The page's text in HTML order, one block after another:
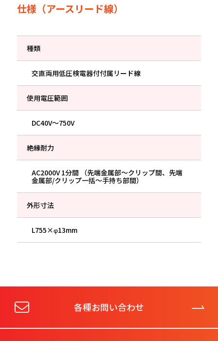
仕様（アースリード線）
種類
交直両用低圧検電器付付属リード線
使用電圧範囲
DC40V〜750V
絶縁耐力
AC2000V 1分間 （先端金属部〜クリップ間、先端
金属部/クリップ一括〜手持ち部間）
外形寸法
L755×φ13mm
各種お問い合わせ